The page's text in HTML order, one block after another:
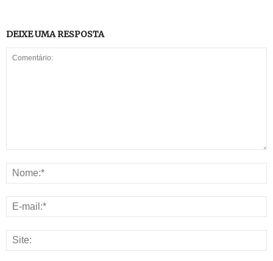
DEIXE UMA RESPOSTA